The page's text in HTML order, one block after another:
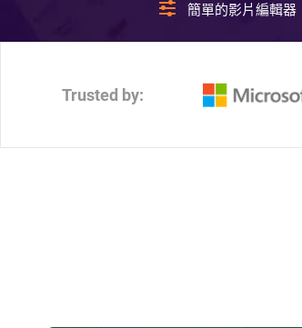
簡單的影片編輯器
Trusted by: